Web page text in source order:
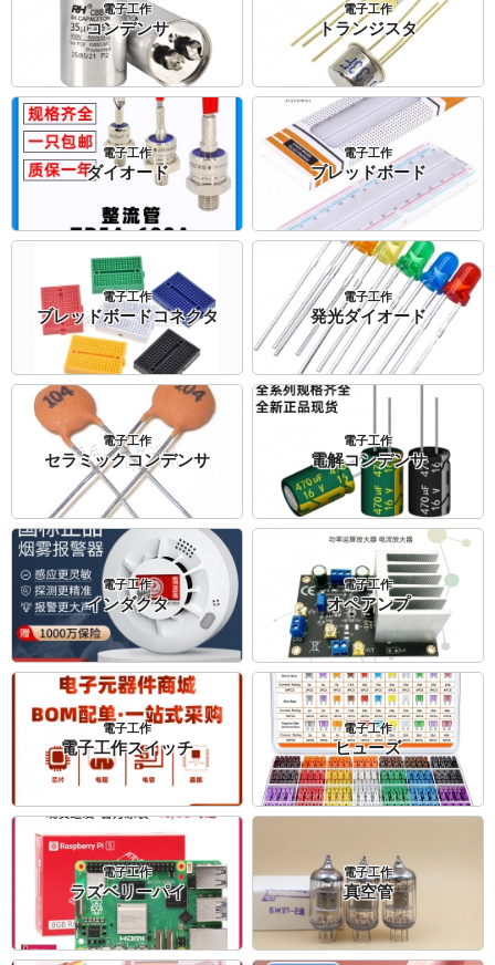
電子工作
コンデンサ
電子工作
トランジスタ
電子工作
ダイオード
電子工作
ブレッドボード
電子工作
ブレッドボードコネクタ
電子工作
発光ダイオード
電子工作
セラミックコンデンサ
電子工作
電解コンデンサ
電子工作
インダクタ
電子工作
オペアンプ
電子工作
電子工作スイッチ
電子工作
ヒューズ
電子工作
ラズベリーパイ
電子工作
真空管